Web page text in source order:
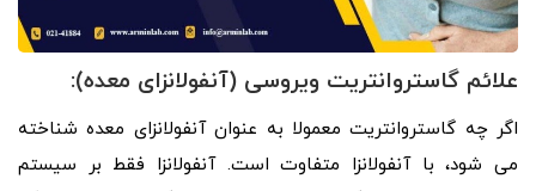
علائم گاستروانتریت ویروسی (آنفولانزای معده):
اگر چه گاستروانتریت معمولا به عنوان آنفولانزای معده شناخته
می شود، با آنفولانزا متفاوت است. آنفولانزا فقط بر سیستم